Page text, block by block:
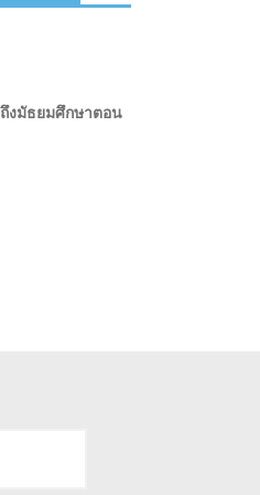
งมัธยมศึกษาตอน